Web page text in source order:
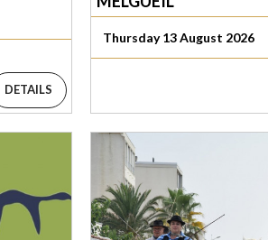
DETAILS
Thursday 13 August 2026